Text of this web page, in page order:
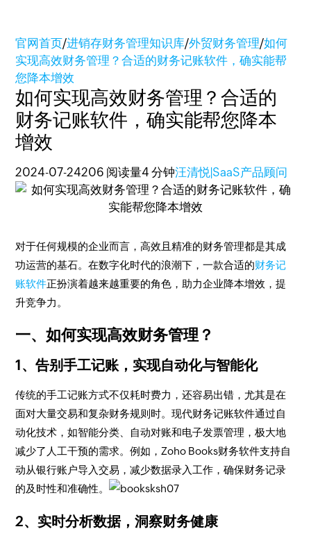
官网首页/进销存财务管理知识库/外贸财务管理/如何
实现高效财务管理？合适的财务记账软件，确实能帮
您降本增效
如何实现高效财务管理？合适的
财务记账软件，确实能帮您降本
增效
2024-07-24206 阅读量4 分钟汪清悦|SaaS产品顾问
对于任何规模的企业而言，高效且精准的财务管理都是其成
功运营的基石。在数字化时代的浪潮下，一款合适的财务记
账软件正扮演着越来越重要的角色，助力企业降本增效，提
升竞争力。
一、如何实现高效财务管理？
1、告别手工记账，实现自动化与智能化
传统的手工记账方式不仅耗时费力，还容易出错，尤其是在
面对大量交易和复杂财务规则时。现代财务记账软件通过自
动化技术，如智能分类、自动对账和电子发票管理，极大地
减少了人工干预的需求。例如，Zoho Books财务软件支持自
动从银行账户导入交易，减少数据录入工作，确保财务记录
的及时性和准确性。
2、实时分析数据，洞察财务健康